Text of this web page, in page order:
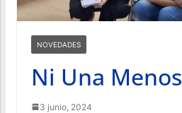
NOVEDADES
Ni Una Menos
3 junio, 2024